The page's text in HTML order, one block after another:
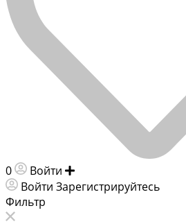
0 Войти
Войти Зарегистрируйтесь
Фильтр